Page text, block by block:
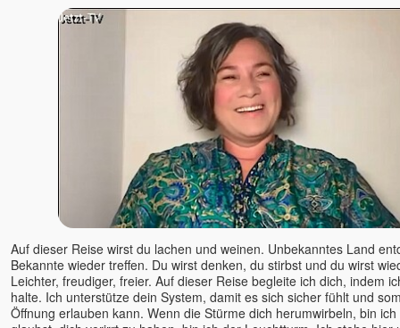
Auf dieser Reise wirst du lachen und weinen. Unbekanntes Land
Bekannte wieder treffen. Du wirst denken, du stirbst und du wirst
Leichter, freudiger, freier. Auf dieser Reise begleite ich dich, indem
halte. Ich unterstütze dein System, damit es sich sicher fühlt und
Öffnung erlauben kann. Wenn die Stürme dich herumwirbeln, bin